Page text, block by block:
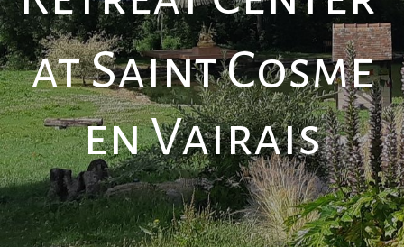
at Saint Cosme
en Vairais